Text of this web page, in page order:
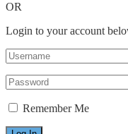
OR
Login to your account
Remember Me